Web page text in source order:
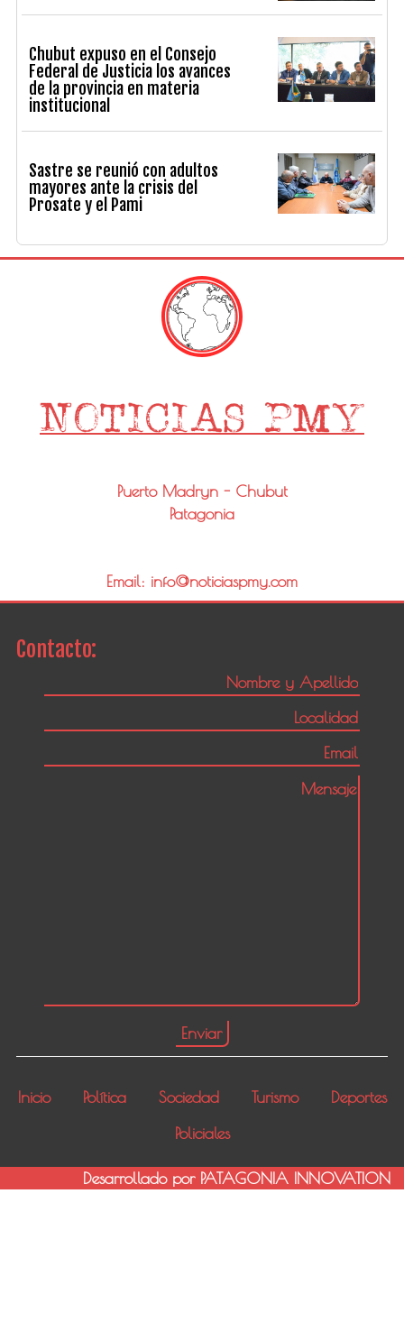
Chubut expuso en el Consejo
Federal de Justicia los avances
de la provincia en materia
institucional
Sastre se reunió con adultos
mayores ante la crisis del
Prosate y el Pami
Puerto Madryn - Chubut
Patagonia
Email: info@noticiaspmy.com
Contacto:
Inicio Política Sociedad Turismo
Deportes
Policiales
Desarrollado por PATAGONIA INNOVATION